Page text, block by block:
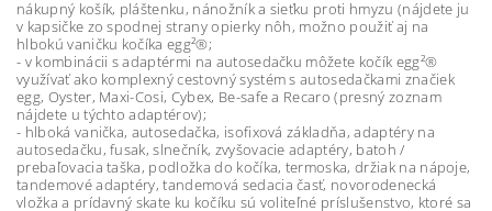
nákupný košík, pláštenku, nánožník a sieťku proti hmyzu (nájdete ju
v kapsičke zo spodnej strany opierky nôh, možno použiť aj na
hlbokú vaničku kočíka egg²®;
- v kombinácii s adaptérmi na autosedačku môžete kočík egg²®
využívať ako komplexný cestovný systém s autosedačkami značiek
egg, Oyster, Maxi-Cosi, Cybex, Be-safe a Recaro (presný zoznam
nájdete u týchto adaptérov);
- hlboká vanička, autosedačka, isofixová základňa, adaptéry na
autosedačku, fusak, slnečník, zvyšovacie adaptéry, batoh /
prebaľovacia taška, podložka do kočíka, termoska, držiak na nápoje,
tandemové adaptéry, tandemová sedacia časť, novorodenecká
vložka a prídavný skate ku kočíku sú voliteľné príslušenstvo, ktoré sa